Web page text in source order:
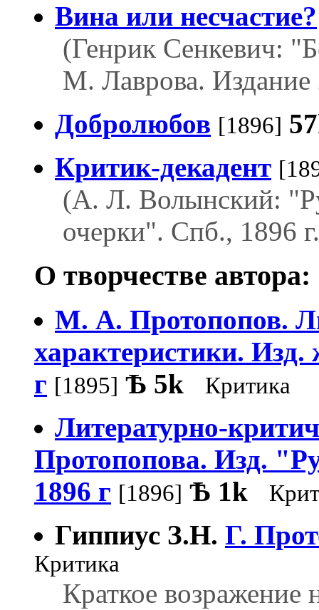
Вина или несчастие?
(Генрик Сенкевич:
М. Лаврова. Издание
Добролюбов [1896]
Критик-декадент
(А. Л. Волынский:
очерки". Спб., 1896
О творчестве автора:
М. А. Протопопов.
характеристики.
г [1895] Ѣ 5k Критика
Литературно-
Протопопова. Изд.
1896 г [1896] Ѣ 1k
Гиппиус З.Н. Г.
Критика
Краткое